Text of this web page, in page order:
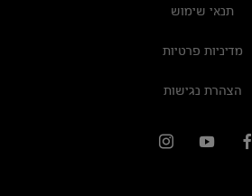
תנאי שימוש
מדיניות פרטיות
הצהרת נגישות